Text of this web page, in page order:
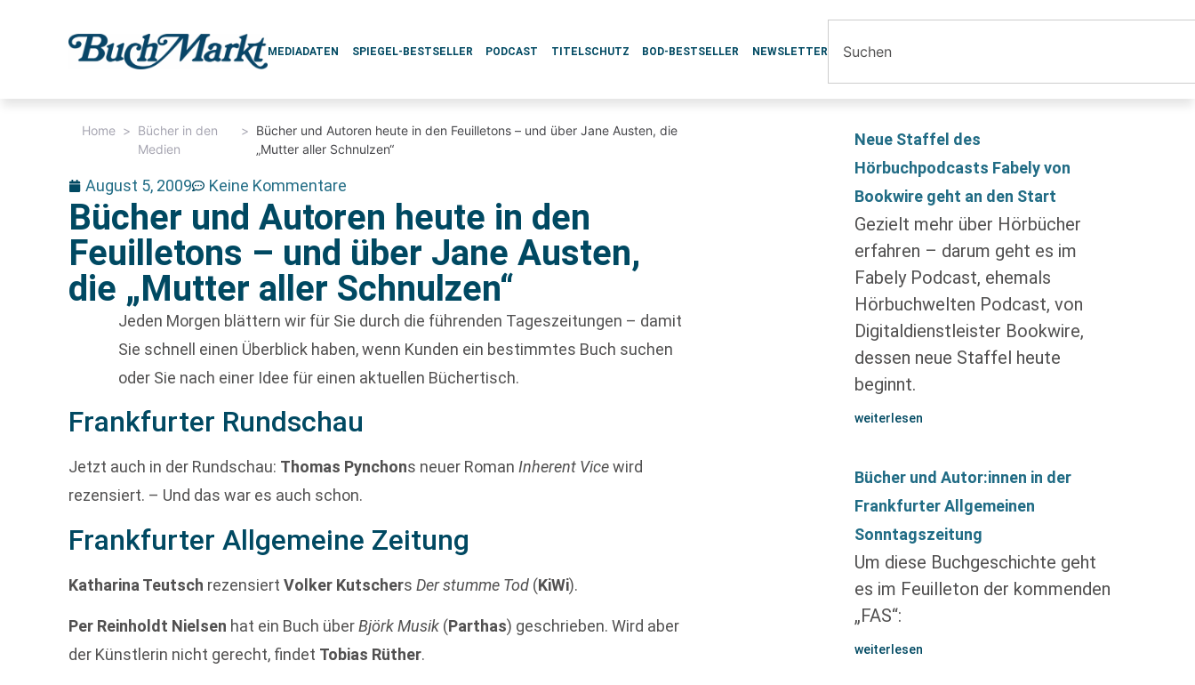
MEDIADATEN SPIEGEL-BESTSELLER PODCAST TITELSCHUTZ BOD-BESTSELLER NEWSLETTER
Home > Bücher in den
Medien
> Bücher und Autoren heute in den Feuilletons – und über Jane Austen, die
„Mutter aller Schnulzen“
August 5, 2009 Keine Kommentare
Bücher und Autoren heute in den
Feuilletons – und über Jane Austen,
die „Mutter aller Schnulzen“
Jeden Morgen blättern wir für Sie durch die führenden Tageszeitungen – damit
Sie schnell einen Überblick haben, wenn Kunden ein bestimmtes Buch suchen
oder Sie nach einer Idee für einen aktuellen Büchertisch.
Frankfurter Rundschau
Jetzt auch in der Rundschau: Thomas Pynchons neuer RomanInherent Vicewird
rezensiert. – Und das war es auch schon.
Frankfurter Allgemeine Zeitung
Katharina Teutsch rezensiertVolker KutschersDer stumme Tod (KiWi).
Per Reinholdt Nielsen hat ein Buch überBjörk Musik (Parthas) geschrieben. Wird aber
der Künstlerin nicht gerecht, findet Tobias Rüther.
Neue Staffel des
Hörbuchpodcasts Fabely von
Bookwire geht an den Start
Gezielt mehr über Hörbücher
erfahren – darum geht es im
Fabely Podcast, ehemals
Hörbuchwelten Podcast, von
Digitaldienstleister Bookwire,
dessen neue Staffel heute
beginnt.
weiterlesen
Bücher und Autor:innen in der
Frankfurter Allgemeinen
Sonntagszeitung
Um diese Buchgeschichte geht
es im Feuilleton der kommenden
„FAS“:
weiterlesen